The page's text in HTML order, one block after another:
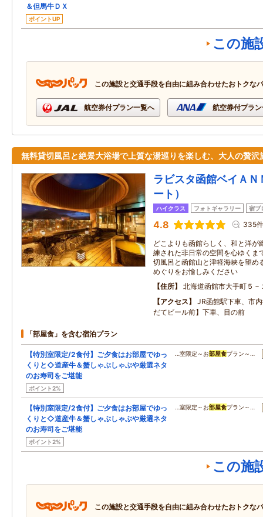
＆但馬牛ＤＸ
ポイントUP
この施
この施設と交通手段を自由に組み合わせたおトクな
航空券付プラン一覧へ 航空券付プラ
無料貸切風呂と絶景大浴場で上質な湯巡りを楽しむ、大人の贅沢
ラビスタ函館ベイＡ
ート）
ハイクラス フォトギャラリー 宿ブ
4.8 335件
どこよりも函館らしく、和と洋が
練された非日常の空間を心ゆくま
切風呂と函館山と津軽海峡を望め
めぐりをお愉しみください
住所
北海道函館市大手町５－
アクセス
JR函館駅下車、市
だてビール前】下車、目の前
「部屋食」を含む宿泊プラン
【特別室限定/2食付】ご夕食はお部屋でゆっ
くりと◇道産牛＆蟹しゃぶしゃぶや厳選ネタ
のお寿司をご堪能
ポイント2%
…室限定～お部屋食プラン～…
【特別室限定/2食付】ご夕食はお部屋でゆっ
くりと◇道産牛＆蟹しゃぶしゃぶや厳選ネタ
のお寿司をご堪能
ポイント2%
…室限定～お部屋食プラン～…
この施
この施設と交通手段を自由に組み合わせたおトクな